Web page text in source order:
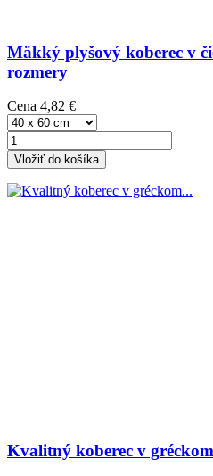
Mäkký plyšový koberec v
rozmery
Cena 4,82 €
Vložiť do košíka
Kvalitný koberec v